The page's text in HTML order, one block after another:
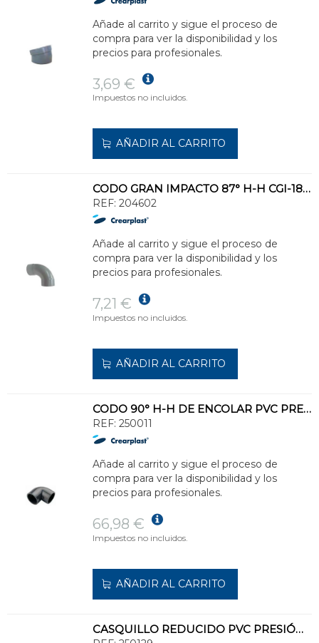
Añade al carrito y sigue el proceso de
compra para ver la disponibilidad y los
precios para profesionales.
3,69 €
Impuestos no incluidos.
AÑADIR AL CARRITO
CODO GRAN IMPACTO 87° H-H CGI-18 DIÁMETRO 110
REF: 204602
Añade al carrito y sigue el proceso de
compra para ver la disponibilidad y los
precios para profesionales.
7,21 €
Impuestos no incluidos.
AÑADIR AL CARRITO
CODO 90° H-H DE ENCOLAR PVC PRESIÓN PR-1 DIÁMETRO 140 PN16
REF: 250011
Añade al carrito y sigue el proceso de
compra para ver la disponibilidad y los
precios para profesionales.
66,98 €
Impuestos no incluidos.
AÑADIR AL CARRITO
CASQUILLO REDUCIDO PVC PRESIÓN PR-26 DIÁMETRO 140-125 M-H